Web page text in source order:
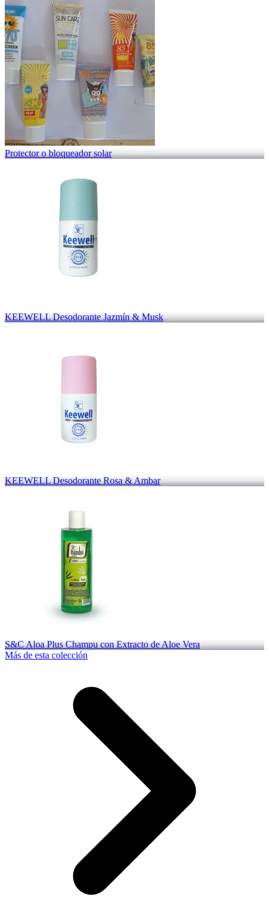
Protector o bloqueador solar
KEEWELL Desodorante Jazmín & Musk
KEEWELL Desodorante Rosa & Ambar
S&C Aloa Plus Champu con Extracto de Aloe Vera
Más de esta colección